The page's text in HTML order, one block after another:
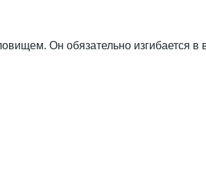
Он обязательно изгибается в